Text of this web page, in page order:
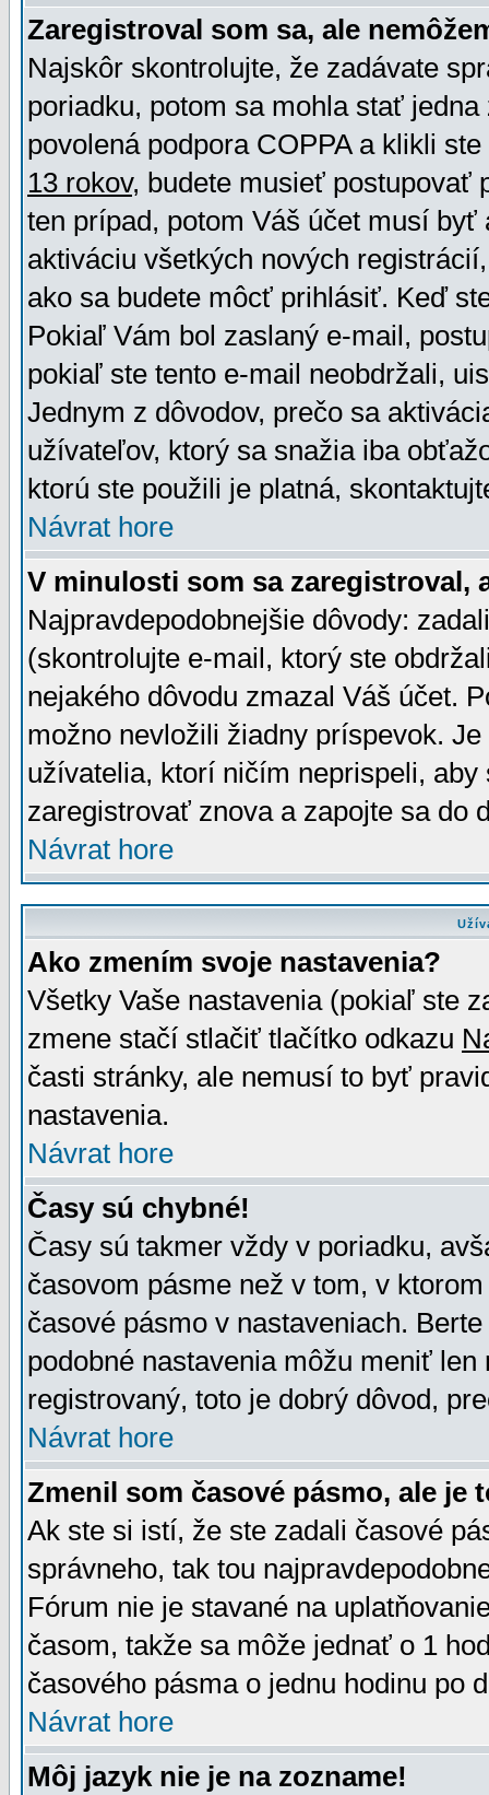
Zaregistroval som sa, ale
Najskôr skontrolujte, že zadávate
poriadku, potom sa mohla stať
povolená podpora COPPA a klikli
13 rokov, budete musieť postupovať
ten prípad, potom Váš účet musí
aktiváciu všetkých nových
ako sa budete môcť prihlásiť. Keď
Pokiaľ Vám bol zaslaný e-mail,
pokiaľ ste tento e-mail neobdržali,
Jednym z dôvodov, prečo sa
užívateľov, ktorý sa snažia iba
ktorú ste použili je platná,
Návrat hore
V minulosti som sa zaregistroval,
Najpravdepodobnejšie dôvody:
(skontrolujte e-mail, ktorý ste
nejakého dôvodu zmazal Váš účet.
možno nevložili žiadny príspevok.
užívatelia, ktorí ničím neprispeli,
zaregistrovať znova a zapojte sa do
Návrat hore
Ako zmením svoje nastavenia?
Všetky Vaše nastavenia (pokiaľ ste
zmene stačí stlačiť tlačítko odkazu
časti stránky, ale nemusí to byť
nastavenia.
Návrat hore
Časy sú chybné!
Časy sú takmer vždy v poriadku,
časovom pásme než v tom, v
časové pásmo v nastaveniach.
podobné nastavenia môžu meniť
registrovaný, toto je dobrý dôvod,
Návrat hore
Zmenil som časové pásmo, ale je
Ak ste si istí, že ste zadali časové
správneho, tak tou
Fórum nie je stavané na
časom, takže sa môže jednať o 1
časového pásma o jednu hodinu po
Návrat hore
Môj jazyk nie je na zozname!